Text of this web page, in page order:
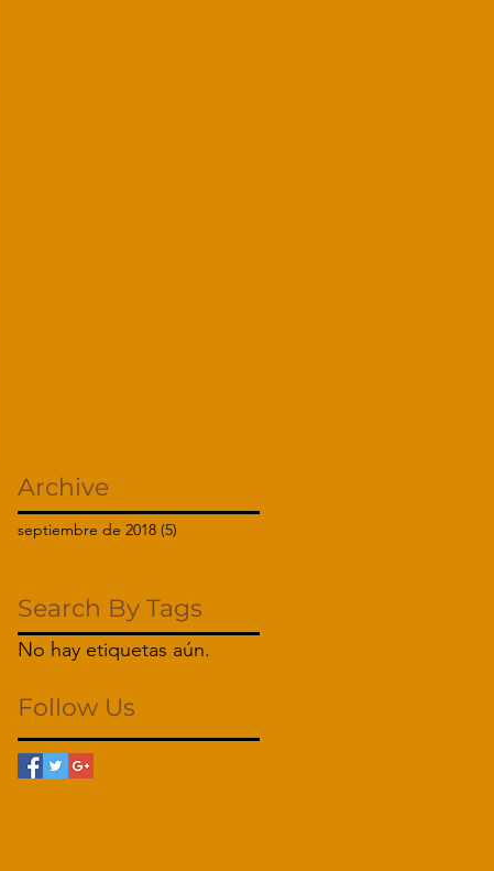
Archive
septiembre de 2018 (5)
Search By Tags
No hay etiquetas aún.
Follow Us